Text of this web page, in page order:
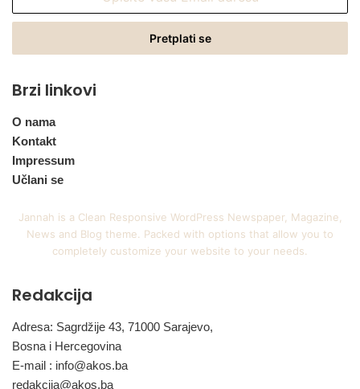
Email
Brzi linkovi
O nama
Kontakt
Impressum
Učlani se
Jannah is a Clean Responsive WordPress Newspaper, Magazine,
News and Blog theme. Packed with options that allow you to
completely customize your website to your needs.
Redakcija
Adresa: Sagrdžije 43, 71000 Sarajevo,
Bosna i Hercegovina
E-mail : info@akos.ba
redakcija@akos.ba